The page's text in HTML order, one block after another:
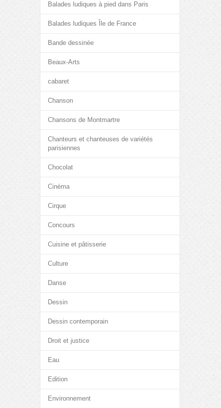
Balades ludiques à pied dans Paris
Balades ludiques Île de France
Bande dessinée
Beaux-Arts
cabaret
Chanson
Chansons de Montmartre
Chanteurs et chanteuses de variétés
parisiennes
Chocolat
Cinéma
Cirque
Concours
Cuisine et pâtisserie
Culture
Danse
Dessin
Dessin contemporain
Droit et justice
Eau
Edition
Environnement